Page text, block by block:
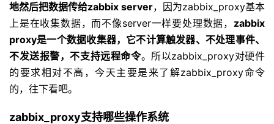
地然后把数据传给zabbix server，因为zabbix_proxy基本
上是在收集数据，而不像server一样要处理数据， zabbix
proxy是一个数据收集器，它不计算触发器、不处理事件、
不发送报警，不支持远程命令。所以zabbix_proxy对硬件
的要求相对不高，今天主要是来了解zabbix_proxy命令
的，往下看吧。
zabbix_proxy支持哪些操作系统